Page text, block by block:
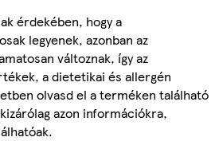
érdekében, hogy a
legyenek, azonban az
változnak, így az
a dietetikai és allergén
olvasd el a terméken található
azon információkra,